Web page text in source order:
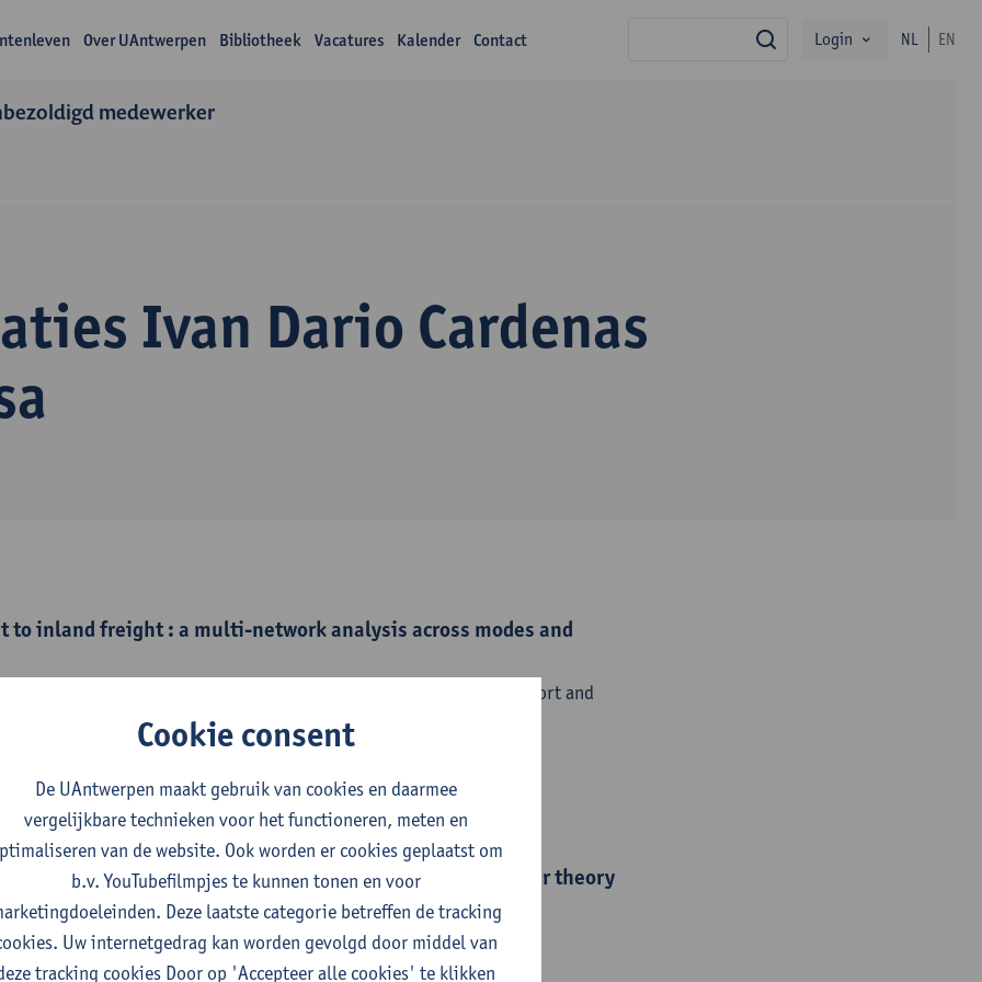
Over UAntwerpen Bibliotheek Vacatures Kalender Contact zoekLogin NL EN
medewerker
Ivan Dario Cardenas
to inland freight : a multi-network analysis across modes and
Antwerp, Faculty of Business and Economics, Department of Transport and
165 p.
Dario Cardenas Barbosa , Edwin van Hassel
vs. conventional hinterland transport : a stakeholder theory
0144-1647-45:1 (2025) p. 1-25
Dario Cardenas Barbosa ,Edwin van Hassel ,Thierry Vanelslander
Cookie consent
De UAntwerpen maakt gebruik van cookies en daarmee
vergelijkbare technieken voor het functioneren, meten en
van de website. Ook worden er cookies geplaatst om
b.v. YouTubefilmpjes te kunnen tonen en voor
Deze laatste categorie betreffen de tracking
Uw internetgedrag kan worden gevolgd door middel van
tracking cookies Door op 'Accepteer alle cookies' te klikken